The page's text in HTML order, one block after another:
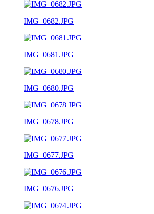
IMG_0682.JPG
IMG_0681.JPG
IMG_0680.JPG
IMG_0678.JPG
IMG_0677.JPG
IMG_0676.JPG